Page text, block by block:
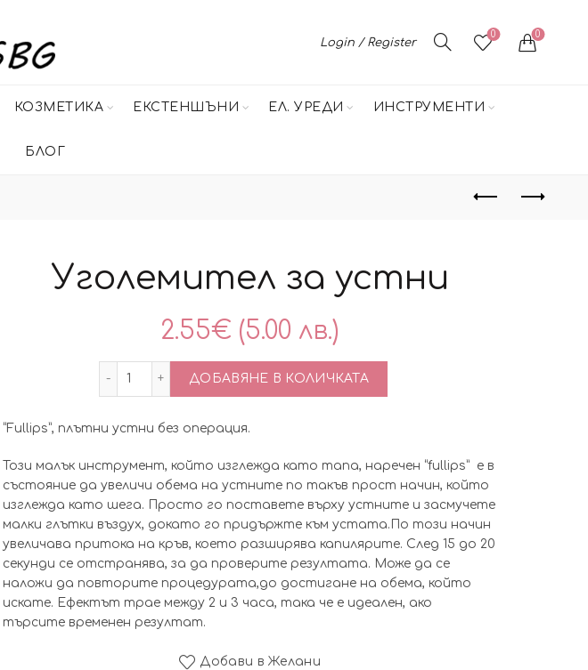
Login / Register
0 0
КОЗМЕТИКА ЕКСТЕНШЪНИ ЕЛ. УРЕДИ ИНСТРУМЕНТИ
БЛОГ
Уголемител за устни
2.55€ (5.00 лв.)
количество за Уголемител за устни
ДОБАВЯНЕ В КОЛИЧКАТА
“Fullips”, плътни устни без операция.
Този малък инструмент, който изглежда като тапа, наречен “fullips” е в
състояние да увеличи обема на устните по такъв прост начин, който
изглежда като шега. Просто го поставете върху устните и засмучете
малки глътки въздух, докато го придържте към устата.По този начин
увеличава притока на кръв, което разширява капилярите. След 15 до 20
секунди се отстранява, за да проверите резултата. Може да се
наложи да повторите процедурата,до достигане на обема, който
искате. Ефектът трае между 2 и 3 часа, така че е идеален, ако
търсите временен резултат.
Добави в Желани